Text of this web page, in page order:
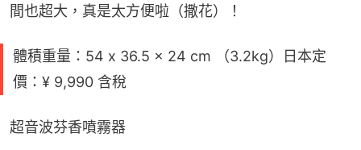
間也超大，真是太方便啦（撒花）！
體積重量：54 x 36.5 x 24 cm （3.2kg）日本定
價：¥ 9,990 含稅
超音波芬香噴霧器